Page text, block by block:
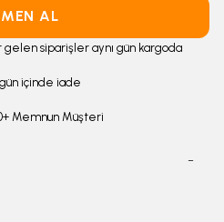
AL
gelen siparişler aynı gün kargoda
gün içinde iade
Memnun Müşteri